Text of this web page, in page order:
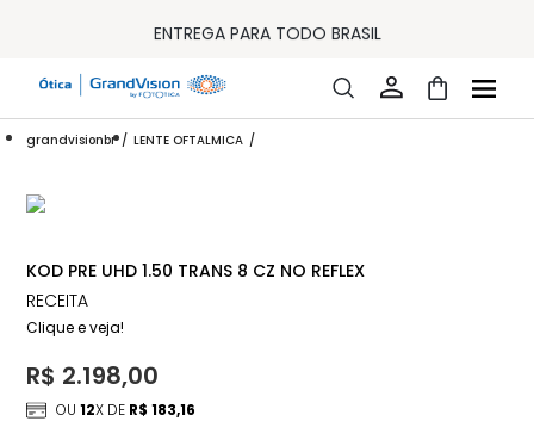
ENTREGA PARA TODO BRASIL
32% OFF NO COMBO - CONS. REG.
FRETE GRÁTIS EM TODO O SITE
15% OFF NA PRIMEIRA COMPRA (CONSULTE REGULAMENTO)
grandvisionbr LENTE OFTALMICA
KOD PRE UHD 1.50 TRANS 8 CZ NO REFLEX
RECEITA
Clique e veja!
R$ 2.198,00
OU12X DE R$ 183,16